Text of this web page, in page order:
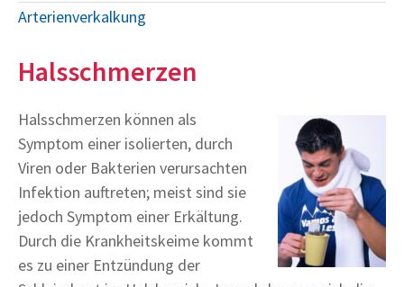
Arterienverkalkung
Halsschmerzen
Halsschmerzen können als
Symptom einer isolierten, durch
Viren oder Bakterien verursachten
Infektion auftreten; meist sind sie
jedoch Symptom einer Erkältung.
Durch die Krankheitskeime kommt
es zu einer Entzündung der